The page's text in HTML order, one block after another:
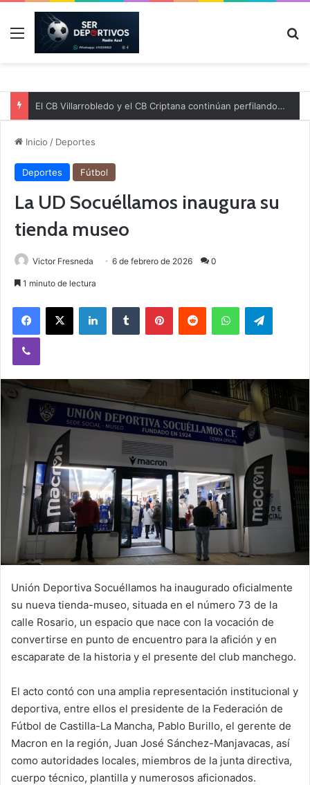
Menú
El CB Villarrobledo y el CB Criptana continúan perfilando sus plantillas
Inicio / Deportes
Deportes Fútbol
La UD Socuéllamos inaugura su
tienda museo
Victor Fresneda 6 de febrero de 2026 0
1 minuto de lectura
Unión Deportiva Socuéllamos ha inaugurado oficialmente
su nueva tienda-museo, situada en el número 73 de la
calle Rosario, un espacio que nace con la vocación de
convertirse en punto de encuentro para la afición y en
escaparate de la historia y el presente del club manchego.
El acto contó con una amplia representación institucional y
deportiva, entre ellos el presidente de la Federación de
Fútbol de Castilla-La Mancha, Pablo Burillo, el gerente de
Macron en la región, Juan José Sánchez-Manjavacas, así
como autoridades locales, miembros de la junta directiva,
cuerpo técnico, plantilla y numerosos aficionados.